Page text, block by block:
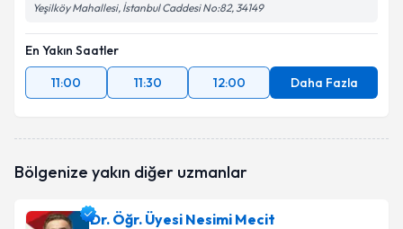
Yeşilköy Mahallesi, İstanbul Caddesi No:82, 34149
En Yakın Saatler
11:00
11:30 12:00 Daha Fazla
Bölgenize yakın diğer uzmanlar
Dr. Öğr. Üyesi Nesimi Mecit